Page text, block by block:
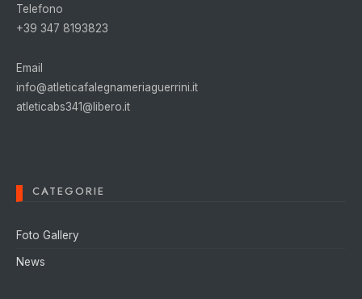
Telefono
+39 347 8193823
Email
info@atleticafalegnameriaguerrini.it
atleticabs341@libero.it
CATEGORIE
Foto Gallery
News